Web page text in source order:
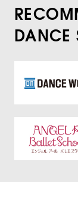
DANCE